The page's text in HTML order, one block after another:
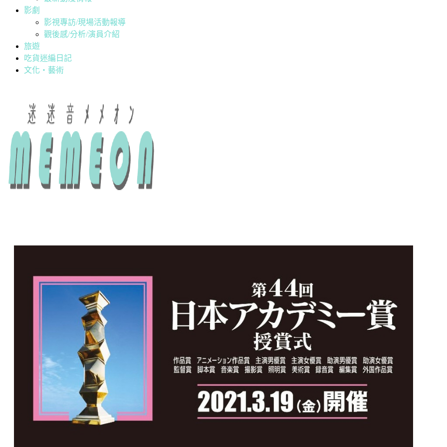
影劇
影視專訪/現場活動報導
觀後感/分析/演員介紹
旅遊
吃貨迷編日記
文化・藝術